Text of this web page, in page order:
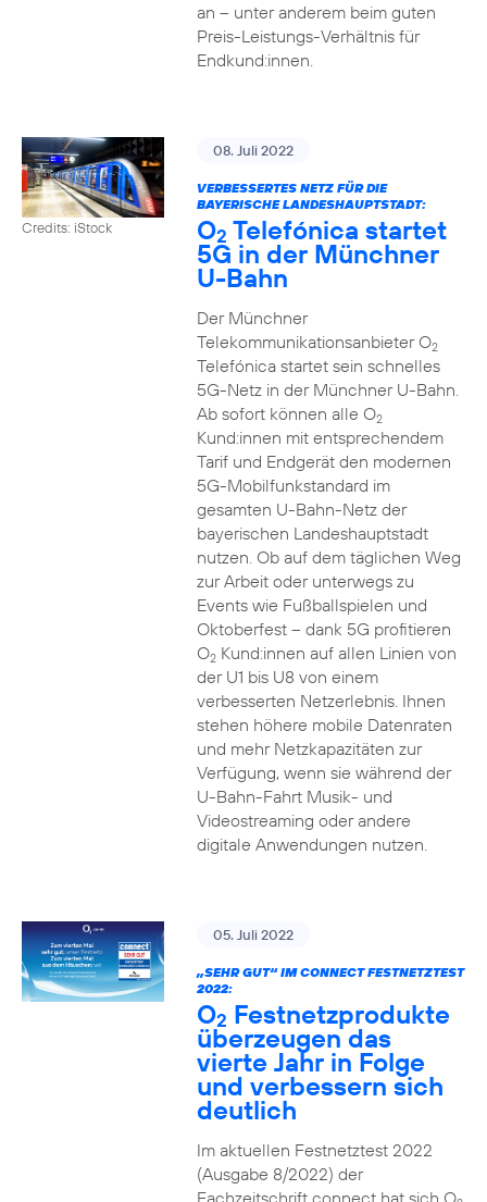
an – unter anderem beim guten
Preis-Leistungs-Verhältnis für
Endkund:innen.
Credits: iStock
08. Juli 2022
VERBESSERTES NETZ FÜR DIE
BAYERISCHE LANDESHAUPTSTADT:
O2 Telefónica startet
5G in der Münchner
U-Bahn
Der Münchner
Telekommunikationsanbieter O2
Telefónica startet sein schnelles
5G-Netz in der Münchner U-Bahn.
Ab sofort können alle O2
Kund:innen mit entsprechendem
Tarif und Endgerät den modernen
5G-Mobilfunkstandard im
gesamten U-Bahn-Netz der
bayerischen Landeshauptstadt
nutzen. Ob auf dem täglichen Weg
zur Arbeit oder unterwegs zu
Events wie Fußballspielen und
Oktoberfest – dank 5G profitieren
O2Kund:innen auf allen Linien von
der U1 bis U8 von einem
verbesserten Netzerlebnis. Ihnen
stehen höhere mobile Datenraten
und mehr Netzkapazitäten zur
Verfügung, wenn sie während der
U-Bahn-Fahrt Musik- und
Videostreaming oder andere
digitale Anwendungen nutzen.
05. Juli 2022
„SEHR GUT“ IM CONNECT FESTNETZTEST
2022:
O2 Festnetzprodukte
überzeugen das
vierte Jahr in Folge
und verbessern sich
deutlich
Im aktuellen Festnetztest 2022
(Ausgabe 8/2022) der
Fachzeitschrift connect hat sich O